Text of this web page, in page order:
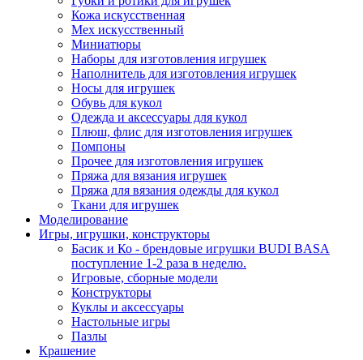
Кожа искусственная
Мех искусственный
Миниатюры
Наборы для изготовления игрушек
Наполнитель для изготовления игрушек
Носы для игрушек
Обувь для кукол
Одежда и аксессуары для кукол
Плюш, флис для изготовления игрушек
Помпоны
Прочее для изготовления игрушек
Пряжа для вязания игрушек
Пряжа для вязания одежды для кукол
Ткани для игрушек
Моделирование
Игры, игрушки, конструкторы
Басик и Ко - брендовые игрушки BUDI BASA
поступление 1-2 раза в неделю.
Игровые, сборные модели
Конструкторы
Куклы и аксессуары
Настольные игры
Пазлы
Крашение